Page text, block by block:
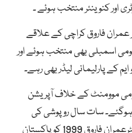
اور کنوینئر منتخب ہوئے ۔
میں ڈاکٹر عمران فاروق کراچی کے علاقے
اسمبلی بھی منتخب ہوئے اور
کے پارلیمانی لیڈر بھی رہے۔
قومی موومنٹ کے خلاف آپریشن
ہوگئے۔ سات سال روپوشی کی
زندگی گزارنے کے بعد ڈاکٹرعمران فاروق 1999 کو پاکستان